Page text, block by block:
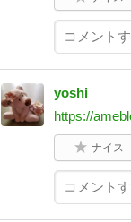
yoshi
https://
ナイス